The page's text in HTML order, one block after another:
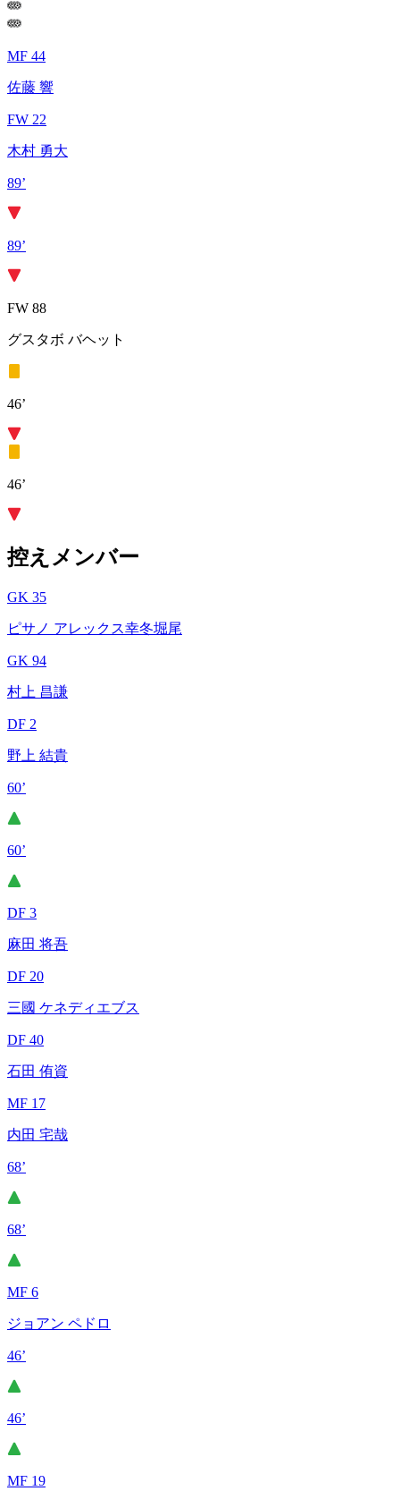
MF 44
佐藤 響
FW 22
木村 勇大
89’
89’
FW 88
グスタボ バヘット
46’
46’
控えメンバー
GK 35
ピサノ アレックス幸冬堀尾
GK 94
村上 昌謙
DF 2
野上 結貴
60’
60’
DF 3
麻田 将吾
DF 20
三國 ケネディエブス
DF 40
石田 侑資
MF 17
内田 宅哉
68’
68’
MF 6
ジョアン ペドロ
46’
46’
MF 19